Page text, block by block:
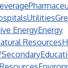
Utilities
EnergyEnergy
Resources